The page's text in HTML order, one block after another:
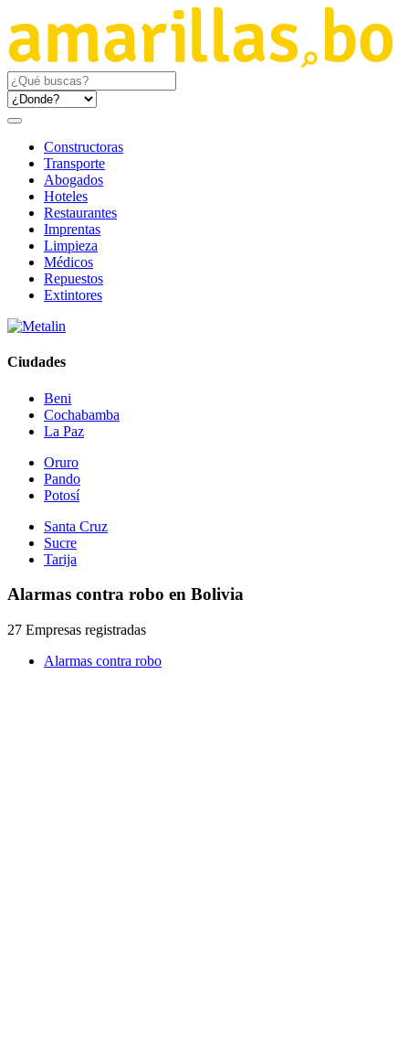
Constructoras
Transporte
Abogados
Hoteles
Restaurantes
Imprentas
Limpieza
Médicos
Repuestos
Extintores
Ciudades
Beni
Cochabamba
La Paz
Oruro
Pando
Potosí
Santa Cruz
Sucre
Tarija
Alarmas contra robo en Bolivia
27 Empresas registradas
Alarmas contra robo